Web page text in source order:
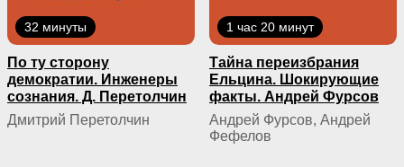
32 минуты
По ту сторону
демократии. Инженеры
сознания. Д. Перетолчин
Дмитрий Перетолчин
1 час 20 минут
Тайна переизбрания
Ельцина. Шокирующие
факты. Андрей Фурсов
Андрей Фурсов, Андрей
Фефелов